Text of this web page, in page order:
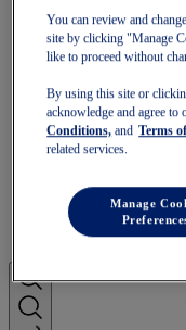
GT-
Correr más
Trail
GEL-
SportStyle
GEL-
You can review and
site by clicking "Manage
like to proceed without
By using this site or
acknowledge and agree to
Conditions, and Terms
related services.
Manage